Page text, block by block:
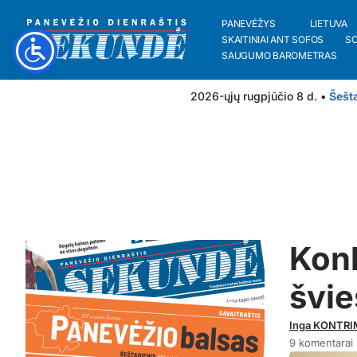
PANEVĖŽYS
LIETUVA
SKAITINIAI ANT SOFOS
SAUGUMO BAROMETRAS
2026-ųjų rugpjūčio 8 d. •
Inga
9 komentarai